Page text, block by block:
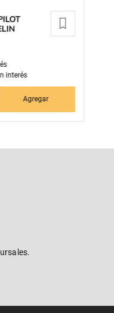
interés
Agregar